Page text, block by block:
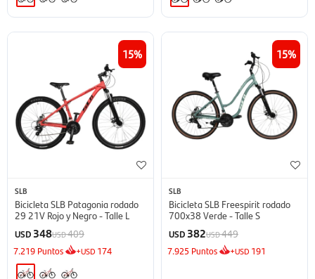
15
SLB
Bicicleta SLB Patagonia rodado
29 21V Rojo y Negro - Talle L
USD 348USD409
7.219 Puntos +USD 174
15
SLB
Bicicleta SLB Freespirit rodado
700x38 Verde - Talle S
USD 382USD449
7.925 Puntos +USD 191